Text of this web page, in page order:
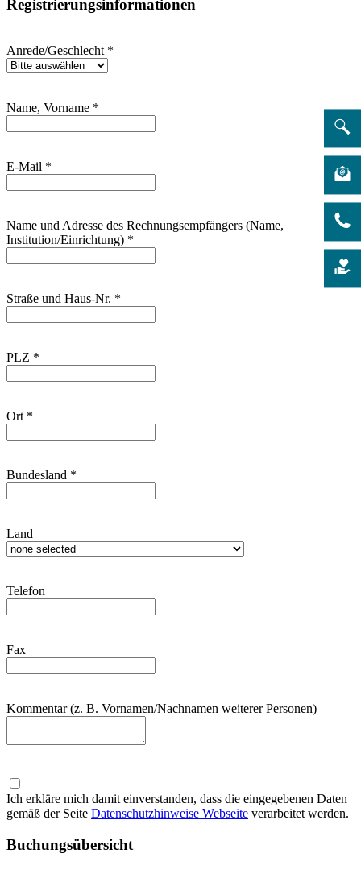
Registrierungsinformationen
Anrede/Geschlecht *
Name, Vorname *
E-Mail *
Name und Adresse des Rechnungsempfängers (Name,
Institution/Einrichtung) *
Straße und Haus-Nr. *
PLZ *
Ort *
Bundesland *
Land
Telefon
Fax
Kommentar (z. B. Vornamen/Nachnamen weiterer Personen)
Ich erkläre mich damit einverstanden, dass die eingegebenen Daten
gemäß der Seite Datenschutzhinweise Webseite verarbeitet werden.
Buchungsübersicht